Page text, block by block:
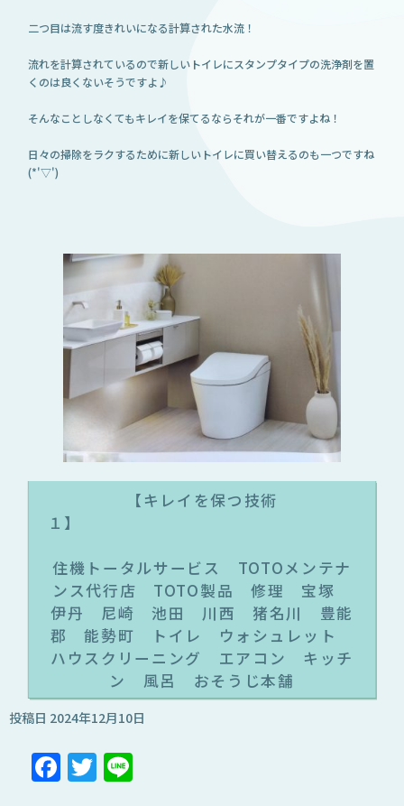
二つ目は流す度きれいになる計算された水流！
流れを計算されているので新しいトイレにスタンプタイプの洗浄剤を置
くのは良くないそうですよ♪
そんなことしなくてもキレイを保てるならそれが一番ですよね！
日々の掃除をラクするために新しいトイレに買い替えるのも一つですね
(*'▽')
【キレイを保つ技術
１
住機トータルサービス TOTOメンテナ
ンス代行店 TOTO製品 修理 宝塚
伊丹 尼崎 池田 川西 猪名川 豊能
郡 能勢町 トイレ ウォシュレット
ハウスクリーニング エアコン キッチ
ン 風呂 おそうじ本舗
投稿日 2024年12月10日
Facebook
Twitter